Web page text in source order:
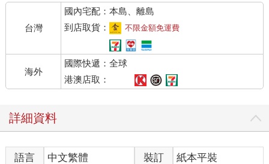
台灣
國內宅配：本島、離島
到店取貨：
不限金額免運費
海外
國際快遞：全球
港澳店取：
詳細資料
語言 中文繁體 裝訂 紙本平裝